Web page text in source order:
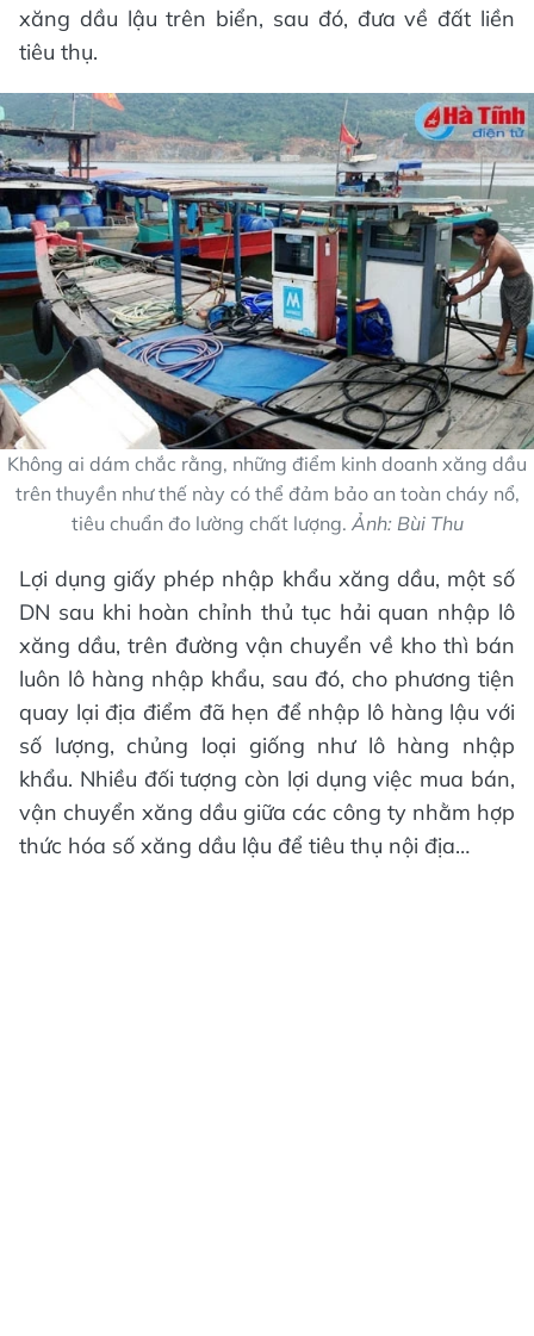
xăng dầu lậu trên biển, sau đó, đưa về đất liền
tiêu thụ.
Không ai dám chắc rằng, những điểm kinh doanh xăng dầu
trên thuyền như thế này có thể đảm bảo an toàn cháy nổ,
tiêu chuẩn đo lường chất lượng. Ảnh: Bùi Thu
Lợi dụng giấy phép nhập khẩu xăng dầu, một số
DN sau khi hoàn chỉnh thủ tục hải quan nhập lô
xăng dầu, trên đường vận chuyển về kho thì bán
luôn lô hàng nhập khẩu, sau đó, cho phương tiện
quay lại địa điểm đã hẹn để nhập lô hàng lậu với
số lượng, chủng loại giống như lô hàng nhập
khẩu. Nhiều đối tượng còn lợi dụng việc mua bán,
vận chuyển xăng dầu giữa các công ty nhằm hợp
thức hóa số xăng dầu lậu để tiêu thụ nội địa…